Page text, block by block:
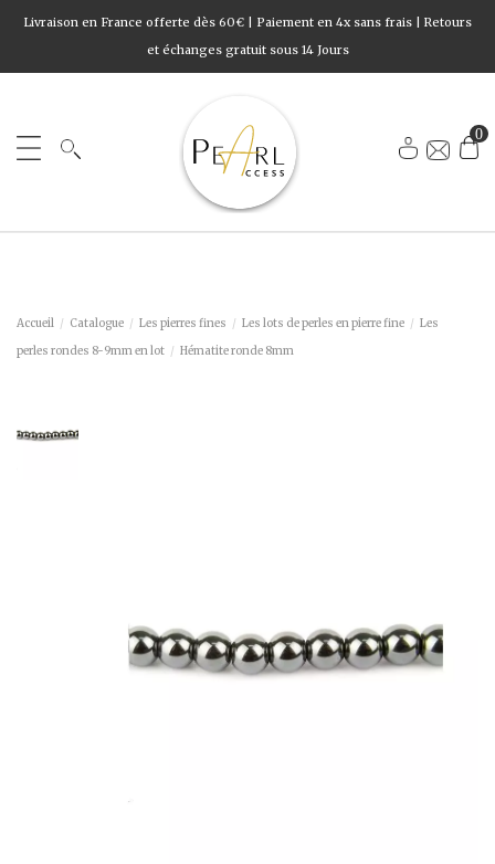
Livraison en France offerte dès 60€ | Paiement en 4x sans frais | Retours
et échanges gratuit sous 14 Jours
0
Accueil Catalogue Les pierres fines Les lots de perles en pierre fine
Les
perles rondes 8-9mm en lot
Hématite ronde 8mm